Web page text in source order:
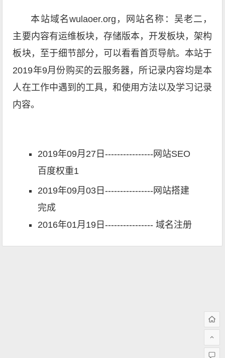
本站域名wulaoer.org，网站名称：吴老二，
主要内容有运维板块，存储版本，开发板块，架构
板块，至于细节部分，可以看看首页导航。本站于
2019年9月份购买的云服务器，所记录内容均是本
人在工作中遇到的工具，和使用方法以及学习记录
内容。
2019年09月27日----------------网站SEO
百度权重1
2019年09月03日----------------网站搭建
完成
2016年01月19日---------------- 域名注册